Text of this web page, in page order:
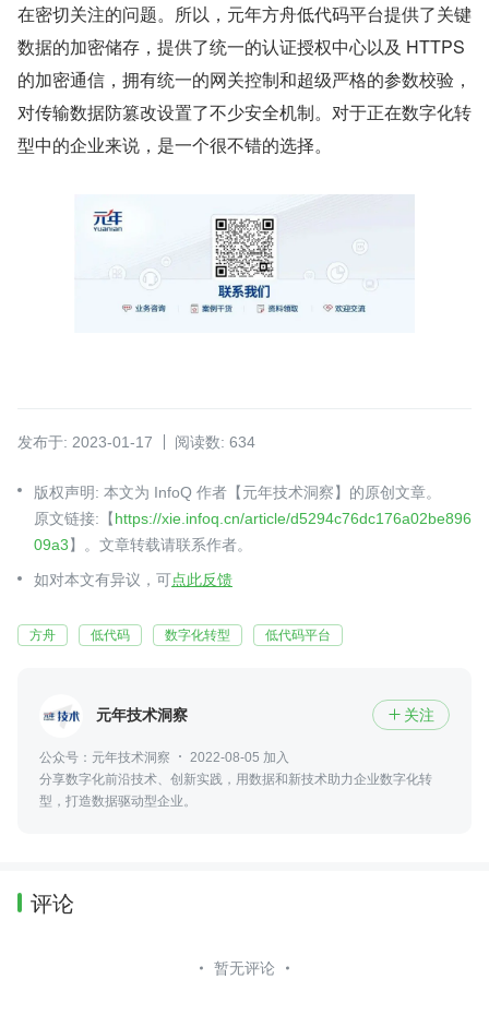
在密切关注的问题。所以，元年方舟低代码平台提供了关键
数据的加密储存，提供了统⼀的认证授权中心以及 HTTPS
的加密通信，拥有统⼀的网关控制和超级严格的参数校验，
对传输数据防篡改设置了不少安全机制。对于正在数字化转
型中的企业来说，是⼀个很不错的选择。
发布于: 2023-01-17 阅读数: 634
版权声明: 本文为 InfoQ 作者【元年技术洞察】的原创文章。
原文链接:【https://xie.infoq.cn/article/d5294c76dc176a02be896
09a3】。文章转载请联系作者。
如对本文有异议，可点此反馈
方舟 低代码 数字化转型 低代码平台
元年技术洞察  关注
公众号：元年技术洞察
2022-08-05 加入
分享数字化前沿技术、创新实践，用数据和新技术助力企业数字化转
型，打造数据驱动型企业。
评论
暂无评论